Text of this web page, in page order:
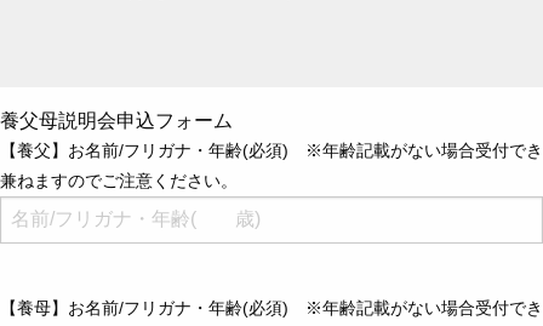
養父母説明会申込フォーム
【養父】お名前/フリガナ・年齢(必須) ※年齢記載がない場合受付でき
兼ねますのでご注意ください。
【養母】お名前/フリガナ・年齢(必須) ※年齢記載がない場合受付でき